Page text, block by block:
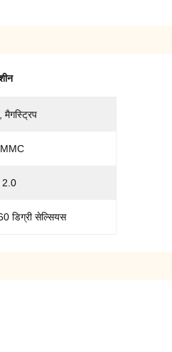
मैगस्ट्रिप
2.0
डिग्री सेल्सियस